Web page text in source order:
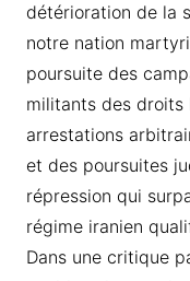
détérioration de la
notre nation
poursuite des
militants des droits
arrestations
et des poursuites
répression qui
régime iranien
Dans une critique